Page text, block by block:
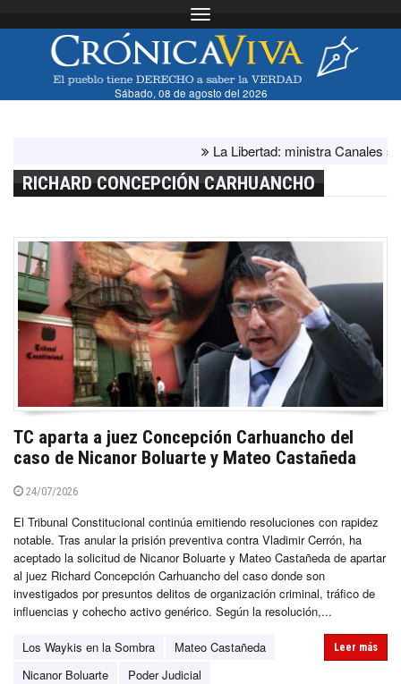
Toggle navigation
Sábado, 08 de agosto del 2026
La Libertad: ministra Canales
RICHARD CONCEPCIÓN CARHUANCHO
TC aparta a juez Concepción Carhuancho del
caso de Nicanor Boluarte y Mateo Castañeda
24/07/2026
El Tribunal Constitucional continúa emitiendo resoluciones con rapidez
notable. Tras anular la prisión preventiva contra Vladimir Cerrón, ha
aceptado la solicitud de Nicanor Boluarte y Mateo Castañeda de apartar
al juez Richard Concepción Carhuancho del caso donde son
investigados por presuntos delitos de organización criminal, tráfico de
influencias y cohecho activo genérico. Según la resolución,...
Los Waykis en la Sombra
Mateo Castañeda
Nicanor Boluarte
Poder Judicial
Leer más